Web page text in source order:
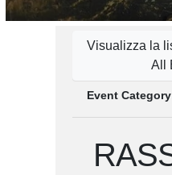
Visualizza la
All
Event